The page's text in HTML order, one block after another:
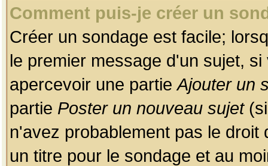
Comment puis-je créer un
Créer un sondage est facile;
le premier message d'un sujet,
apercevoir une partieAjouter un
partie Poster un nouveau sujet(si
n'avez probablement pas le
un titre pour le sondage et au